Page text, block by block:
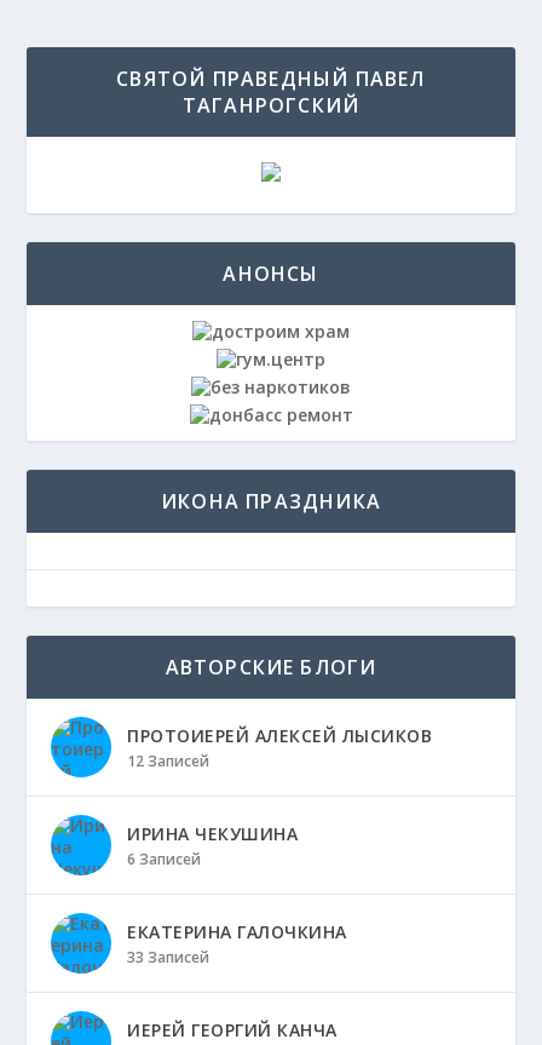
СВЯТОЙ ПРАВЕДНЫЙ ПАВЕЛ
ТАГАНРОГСКИЙ
АНОНСЫ
ИКОНА ПРАЗДНИКА
АВТОРСКИЕ БЛОГИ
ПРОТОИЕРЕЙ АЛЕКСЕЙ ЛЫСИКОВ
12 Записей
ИРИНА ЧЕКУШИНА
6 Записей
ЕКАТЕРИНА ГАЛОЧКИНА
33 Записей
ИЕРЕЙ ГЕОРГИЙ КАНЧА